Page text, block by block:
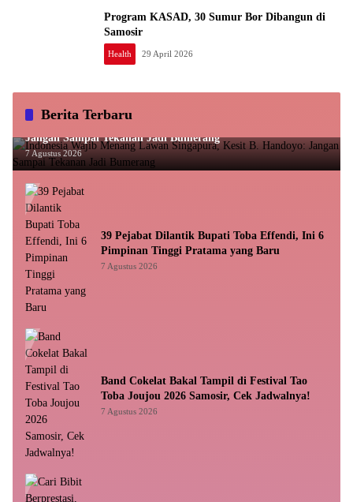
Program KASAD, 30 Sumur Bor Dibangun di
Samosir
Health 29 April 2026
Berita Terbaru
Indonesia Wajib Menang Lawan Singapura, Kesit B. Handoyo:
Jangan Sampai Tekanan Jadi Bumerang
7 Agustus 2026
39 Pejabat Dilantik Bupati Toba Effendi, Ini 6
Pimpinan Tinggi Pratama yang Baru
7 Agustus 2026
Band Cokelat Bakal Tampil di Festival Tao
Toba Joujou 2026 Samosir, Cek Jadwalnya!
7 Agustus 2026